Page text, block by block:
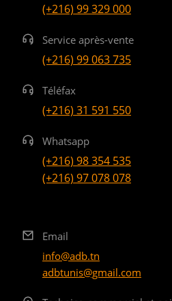
(+216) 99 329 000
Service après-vente
(+216) 99 063 735
Téléfax
(+216) 31 591 550
Whatsapp
(+216) 98 354 535
(+216) 97 078 078
Email
info@adb.tn
adbtunis@gmail.com